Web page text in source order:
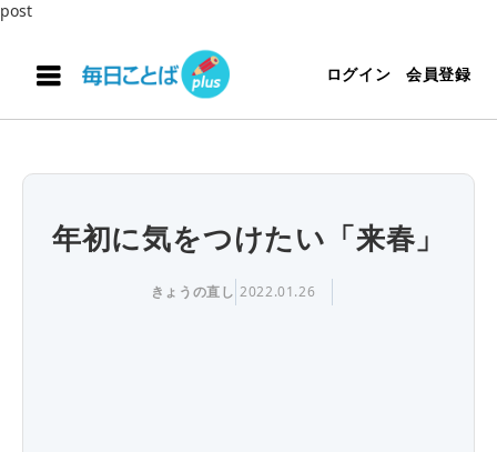
post
ログイン 会員登録
年初に気をつけたい「来春」
きょうの直し 2022.01.26